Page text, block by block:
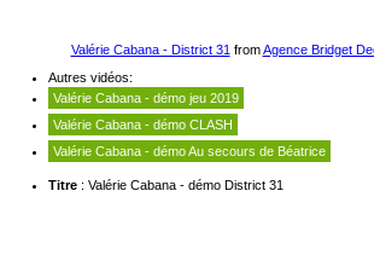
Valérie Cabana - District 31 fromAgence Bridget
Autres vidéos:
Valérie Cabana - démo jeu 2019
Valérie Cabana - démo CLASH
Valérie Cabana - démo Au secours de Béatrice
Titre : Valérie Cabana - démo District 31